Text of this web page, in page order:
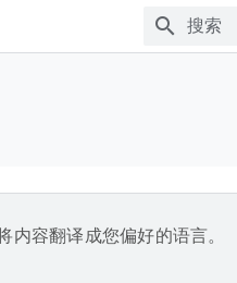
容翻译成您偏好的语言。